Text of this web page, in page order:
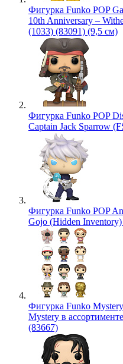
Фигурка Funko POP
10th Anniversary –
(1033) (83091) (9,5 см)
Фигурка Funko POP
Captain Jack Sparrow
Фигурка Funko POP
Gojo (Hidden
Фигурка Funko
Mystery в
(83667)